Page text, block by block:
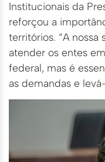
Institucionais da
reforçou a
territórios. “A nossa
atender os entes
federal, mas é
as demandas e